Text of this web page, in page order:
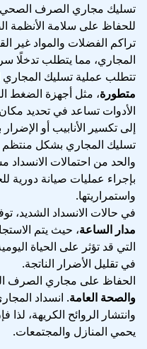
تسليك مجاري الصرف
للحفاظ على سلامة الأنظمة
تراكم الفضلات والمواد غير
المجاري، مما يتطلب تدخلًا
تتطلب عملية تسليك المجاري
متطورة، مثل أجهزة الضغط
الأدوات تساعد في تحديد مكان
إلى تكسير الأنابيب أو الإضرار
تسليك المجاري بشكل
والحد من احتمالات
بإجراء عمليات صيانة دورية
واستمراريتها.
في حالات الانسداد الشديد،
مدار الساعة، حيث يتم
التي قد تؤثر على الحياة
في تقليل الأضرار الناتجة.
الحفاظ على مجاري الصرف
والصحة العامة. انسداد
وانتشار الروائح الكريهة، لذا
يحمي المنازل والمجتمعات.